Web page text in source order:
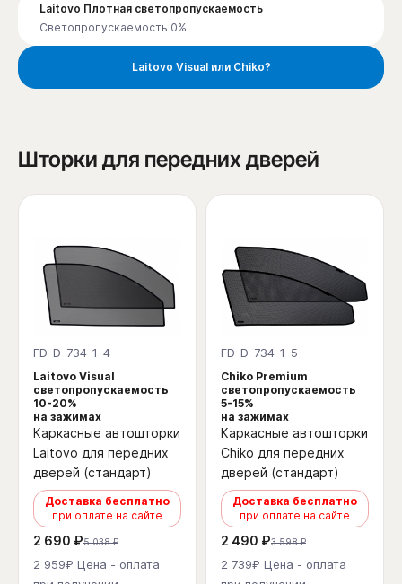
Laitovo Плотная светопропускаемость
Светопропускаемость 0%
Laitovo Visual или Chiko?
Шторки для передних дверей
FD-D-734-1-4
Laitovo Visual
светопропускаемость
10-20%
на зажимах
Каркасные автошторки
Laitovo для передних
дверей (стандарт)
Доставка бесплатно
при оплате на сайте
2 690 ₽5 038 ₽
2 959₽ Цена - оплата
FD-D-734-1-5
Chiko Premium
светопропускаемость
5-15%
на зажимах
Каркасные автошторки
Chiko для передних
дверей (стандарт)
Доставка бесплатно
при оплате на сайте
2 490 ₽3 598 ₽
2 739₽ Цена - оплата